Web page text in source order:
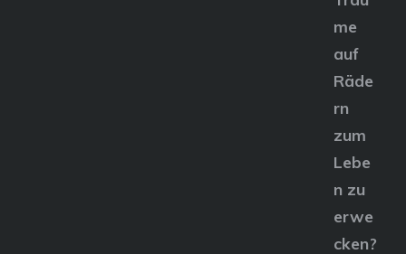
me
auf
Räde
rn
zum
Lebe
n zu
erwe
cken?